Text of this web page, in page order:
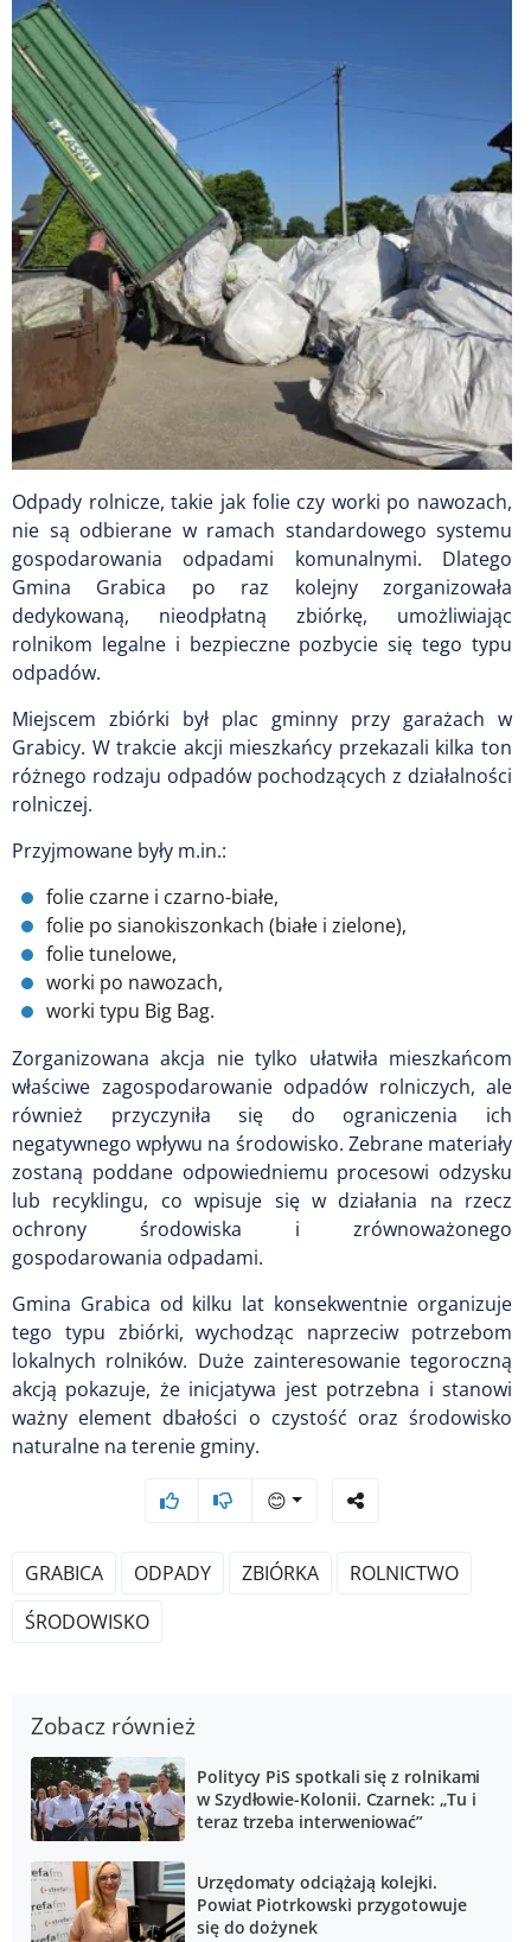
Odpady rolnicze, takie jak folie czy worki po nawozach,
nie są odbierane w ramach standardowego systemu
gospodarowania odpadami komunalnymi. Dlatego
Gmina Grabica po raz kolejny zorganizowała
dedykowaną, nieodpłatną zbiórkę, umożliwiając
rolnikom legalne i bezpieczne pozbycie się tego typu
odpadów.
Miejscem zbiórki był plac gminny przy garażach w
Grabicy. W trakcie akcji mieszkańcy przekazali kilka ton
różnego rodzaju odpadów pochodzących z działalności
rolniczej.
Przyjmowane były m.in.:
folie czarne i czarno-białe,
folie po sianokiszonkach (białe i zielone),
folie tunelowe,
worki po nawozach,
worki typu Big Bag.
Zorganizowana akcja nie tylko ułatwiła mieszkańcom
właściwe zagospodarowanie odpadów rolniczych, ale
również przyczyniła się do ograniczenia ich
negatywnego wpływu na środowisko. Zebrane materiały
zostaną poddane odpowiedniemu procesowi odzysku
lub recyklingu, co wpisuje się w działania na rzecz
ochrony środowiska i zrównoważonego
gospodarowania odpadami.
Gmina Grabica od kilku lat konsekwentnie organizuje
tego typu zbiórki, wychodząc naprzeciw potrzebom
lokalnych rolników. Duże zainteresowanie tegoroczną
akcją pokazuje, że inicjatywa jest potrzebna i stanowi
ważny element dbałości o czystość oraz środowisko
naturalne na terenie gminy.
😊
GRABICA ODPADY ZBIÓRKA
ROLNICTWO
ŚRODOWISKO
Zobacz również
Politycy PiS spotkali się z rolnikami
w Szydłowie-Kolonii. Czarnek: „Tu i
teraz trzeba interweniować”
Urzędomaty odciążają kolejki.
Powiat Piotrkowski przygotowuje
się do dożynek